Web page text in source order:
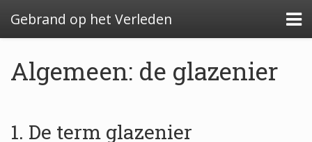
Gebrand op het Verleden
Algemeen: de glazenier
1. De term glazenier